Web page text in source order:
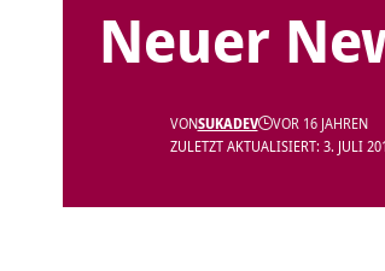
Neuer
ZULETZT AKTUALISIERT: 3. JULI
VONSUKADEV VOR 16 JAHREN